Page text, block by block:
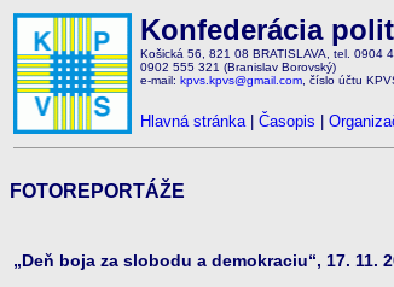
Konfederácia
Košická 56, 821 08 BRATISLAVA, tel. 0904
0902 555 321 (Branislav Borovský)
e-mail: kpvs.kpvs@gmail.com , číslo účtu
Hlavná stránka| Časopis
FOTOREPORTÁŽE
„Deň boja za slobodu a demokraciu“, 17. 11.